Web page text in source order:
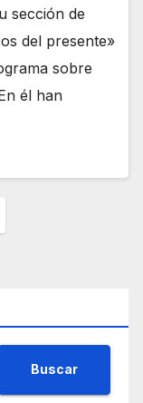
sección de
del presente»
sobre
él han
Buscar